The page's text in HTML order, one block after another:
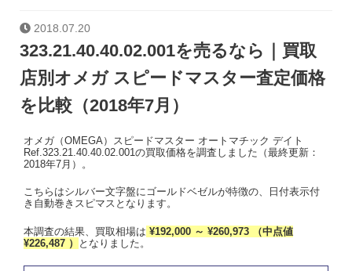
2018.07.20
323.21.40.40.02.001を売るなら｜買取
店別オメガ スピードマスター査定価格
を比較（2018年7月）
オメガ（OMEGA）スピードマスター オートマチック デイト
Ref.323.21.40.40.02.001の買取価格を調査しました（最終更新：
2018年7月）。
こちらはシルバー文字盤にゴールドベゼルが特徴の、日付表示付
き自動巻きスピマスとなります。
本調査の結果、買取相場は ¥192,000 ～ ¥260,973 （中点値
¥226,487 ）
となりました。